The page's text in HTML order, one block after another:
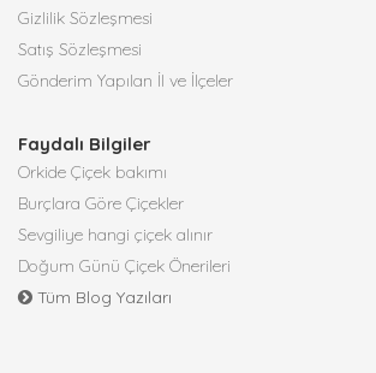
Gizlilik Sözleşmesi
Satış Sözleşmesi
Gönderim Yapılan İl ve İlçeler
Faydalı Bilgiler
Orkide Çiçek bakımı
Burçlara Göre Çiçekler
Sevgiliye hangi çiçek alınır
Doğum Günü Çiçek Önerileri
Tüm Blog Yazıları